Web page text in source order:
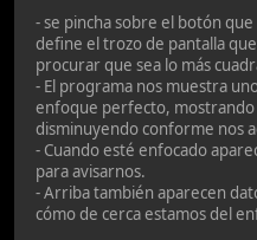
- se pincha sobre el botón
define el trozo de pantalla
procurar que sea lo más
- El programa nos muestra
enfoque perfecto, mostrando
disminuyendo conforme nos
- Cuando esté enfocado
para avisarnos.
- Arriba también aparecen
cómo de cerca estamos del